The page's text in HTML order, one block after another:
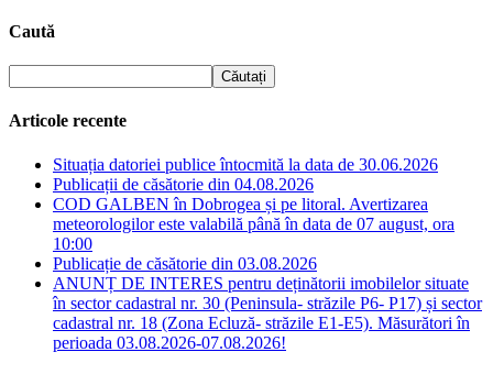
Caută
Articole recente
Situația datoriei publice întocmită la data de 30.06.2026
Publicații de căsătorie din 04.08.2026
COD GALBEN în Dobrogea și pe litoral. Avertizarea
meteorologilor este valabilă până în data de 07 august, ora
10:00
Publicație de căsătorie din 03.08.2026
ANUNȚ DE INTERES pentru deținătorii imobilelor situate
în sector cadastral nr. 30 (Peninsula- străzile P6- P17) și sector
cadastral nr. 18 (Zona Ecluză- străzile E1-E5). Măsurători în
perioada 03.08.2026-07.08.2026!